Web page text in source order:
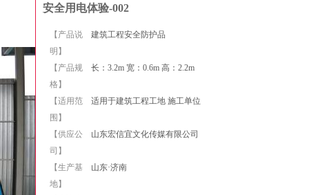
安全用电体验-002
【产品说
明】
建筑工程安全防护品
【产品规
格】
长：3.2m 宽：0.6m 高：2.2m
【适用范
围】
适用于建筑工程工地 施工单位
【供应公
司】
山东宏信宜文化传媒有限公司
【生产基
地】
山东·济南